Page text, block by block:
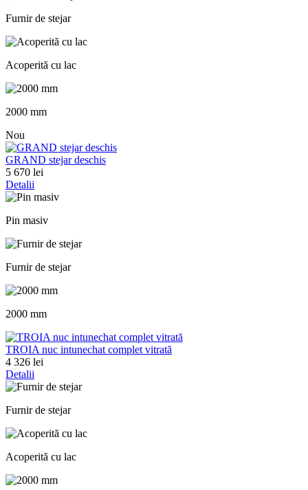
Furnir de stejar
Acoperită cu lac
2000 mm
Nou
GRAND stejar deschis
5 670 lei
Detalii
Pin masiv
Furnir de stejar
2000 mm
TROIA nuc intunechat complet vitrată
4 326 lei
Detalii
Furnir de stejar
Acoperită cu lac